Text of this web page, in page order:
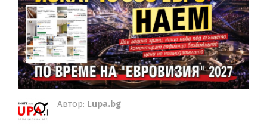
Автор: Lupa.bg